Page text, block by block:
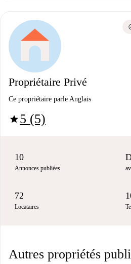
Propriétaire Privé
Ce propriétaire parle Anglais
star5 (5)
10
Annonces publiées
72
Locataires
Autres propriétés